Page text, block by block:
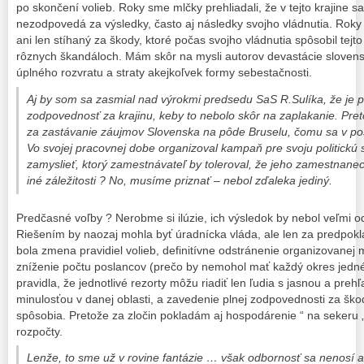
po skončení volieb. Roky sme mlčky prehliadali, že v tejto krajine
nezodpovedá za výsledky, často aj následky svojho vládnutia.
ani len stíhaný za škody, ktoré počas svojho vládnutia spôsobil
rôznych škandáloch. Mám skôr na mysli autorov devastácie
úplného rozvratu a straty akejkoľvek formy sebestačnosti.
Aj by som sa zasmial nad výrokmi predsedu SaS R.Sulíka, že je
zodpovednosť za krajinu, keby to nebolo skôr na zaplakanie.
za zastávanie záujmov Slovenska na pôde Bruselu, čomu sa v
Vo svojej pracovnej dobe organizoval kampaň pre svoju
zamyslieť, ktorý zamestnávateľ by toleroval, že jeho
iné záležitosti ? No, musíme priznať – nebol zďaleka jediný.
Predčasné voľby ? Nerobme si ilúzie, ich výsledok by nebol veľmi
Riešením by naozaj mohla byť úradnícka vláda, ale len za
bola zmena pravidiel volieb, definitívne odstránenie organizovanej
zníženie počtu poslancov (prečo by nemohol mať každý okres
pravidla, že jednotlivé rezorty môžu riadiť len ľudia s jasnou a
minulosťou v danej oblasti, a zavedenie plnej zodpovednosti za
spôsobia. Pretože za zločin pokladám aj hospodárenie “ na sekeru
rozpočty.
Lenže, to sme už v rovine fantázie … však odbornosť sa nenosí